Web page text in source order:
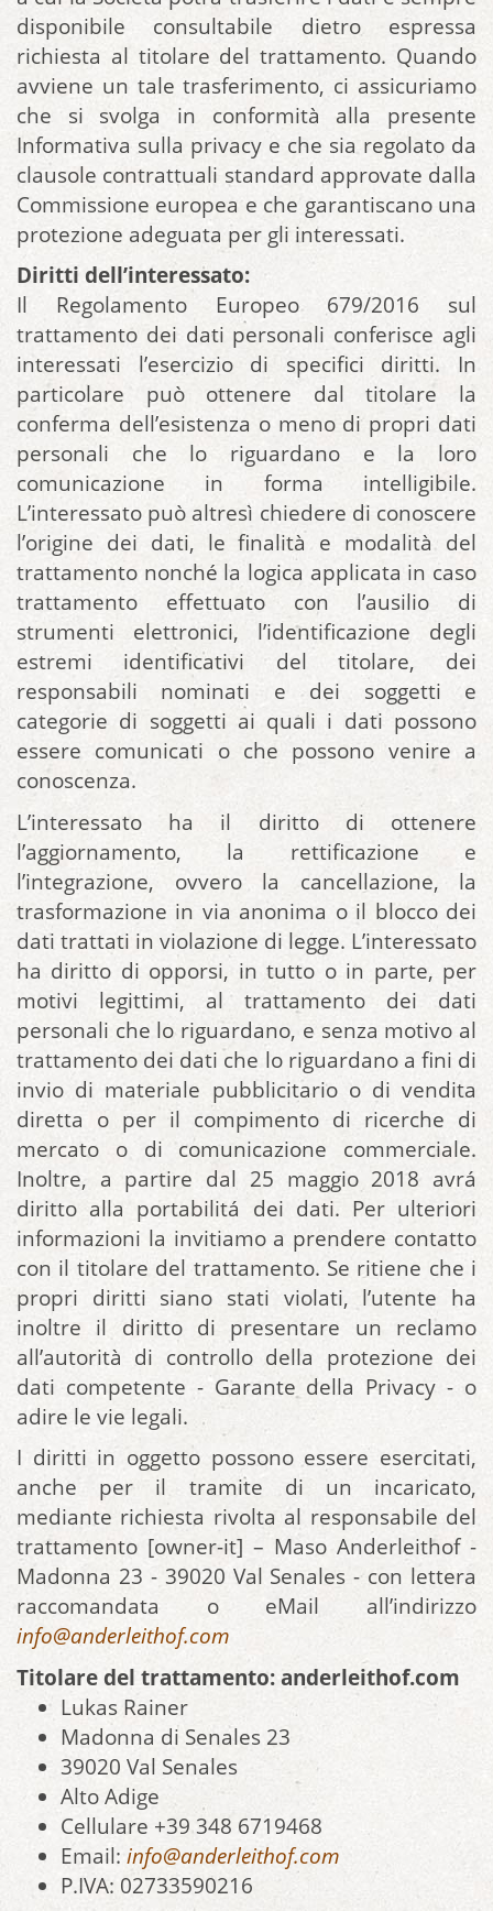
disponibile consultabile dietro espressa
richiesta al titolare del trattamento. Quando
avviene un tale trasferimento, ci assicuriamo
che si svolga in conformità alla presente
Informativa sulla privacy e che sia regolato da
clausole contrattuali standard approvate dalla
Commissione europea e che garantiscano una
protezione adeguata per gli interessati.
Diritti dell’interessato:
Il Regolamento Europeo 679/2016 sul
trattamento dei dati personali conferisce agli
interessati l’esercizio di specifici diritti. In
particolare può ottenere dal titolare la
conferma dell’esistenza o meno di propri dati
personali che lo riguardano e la loro
comunicazione in forma intelligibile.
L’interessato può altresì chiedere di conoscere
l’origine dei dati, le finalità e modalità del
trattamento nonché la logica applicata in caso
trattamento effettuato con l’ausilio di
strumenti elettronici, l’identificazione degli
estremi identificativi del titolare, dei
responsabili nominati e dei soggetti e
categorie di soggetti ai quali i dati possono
essere comunicati o che possono venire a
conoscenza.
L’interessato ha il diritto di ottenere
l’aggiornamento, la rettificazione e
l’integrazione, ovvero la cancellazione, la
trasformazione in via anonima o il blocco dei
dati trattati in violazione di legge. L’interessato
ha diritto di opporsi, in tutto o in parte, per
motivi legittimi, al trattamento dei dati
personali che lo riguardano, e senza motivo al
trattamento dei dati che lo riguardano a fini di
invio di materiale pubblicitario o di vendita
diretta o per il compimento di ricerche di
mercato o di comunicazione commerciale.
Inoltre, a partire dal 25 maggio 2018 avrá
diritto alla portabilitá dei dati. Per ulteriori
informazioni la invitiamo a prendere contatto
con il titolare del trattamento. Se ritiene che i
propri diritti siano stati violati, l’utente ha
inoltre il diritto di presentare un reclamo
all’autorità di controllo della protezione dei
dati competente - Garante della Privacy - o
adire le vie legali.
I diritti in oggetto possono essere esercitati,
anche per il tramite di un incaricato,
mediante richiesta rivolta al responsabile del
trattamento [owner-it] – Maso Anderleithof -
Madonna 23 - 39020 Val Senales - con lettera
raccomandata o eMail all’indirizzo
info@anderleithof.com
Titolare del trattamento: anderleithof.com
Lukas Rainer
Madonna di Senales 23
39020 Val Senales
Alto Adige
Cellulare +39 348 6719468
Email: info@anderleithof.com
P.IVA: 02733590216